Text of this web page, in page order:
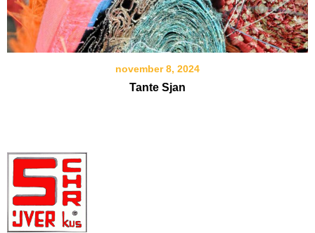
november 8, 2024
Tante Sjan